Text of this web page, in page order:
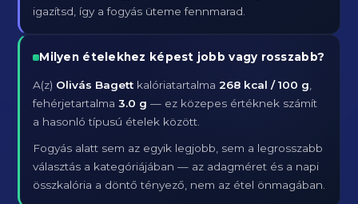
igazítsd, így a fogyás üteme fennmarad.
Milyen ételekhez képest jobb vagy rosszabb?
A(z) Olivás Bagett kalóriatartalma268 kcal / 100 g
fehérjetartalma3.0 g — ez közepes értéknek számít
a hasonló típusú ételek között.
Fogyás alatt sem az egyik legjobb, sem a legrosszabb
választás a kategóriájában — az adagméret és a napi
összkalória a döntő tényező, nem az étel önmagában.